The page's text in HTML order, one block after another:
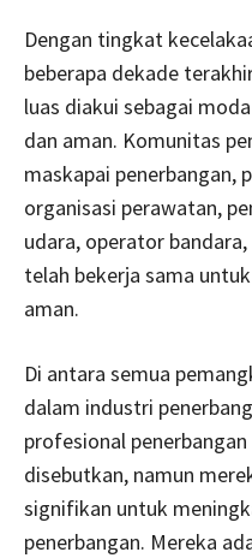
Dengan tingkat
beberapa dekade
luas diakui sebagai
dan aman. Komunitas
maskapai penerbangan,
organisasi perawatan,
udara, operator
telah bekerja sama
aman.
Di antara semua
dalam industri
profesional
disebutkan, namun
signifikan untuk
penerbangan. Mereka